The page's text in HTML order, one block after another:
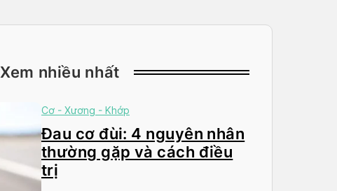
Xem nhiều nhất
Cơ - Xương - Khớp
Đau cơ đùi: 4 nguyên nhân
thường gặp và cách điều
trị